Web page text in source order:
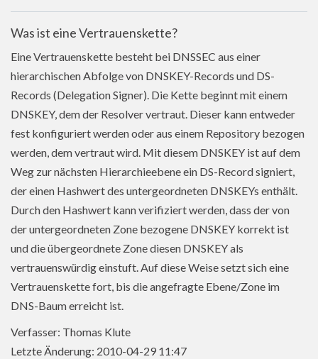
Was ist eine Vertrauenskette?
Eine Vertrauenskette besteht bei DNSSEC aus einer
hierarchischen Abfolge von DNSKEY-Records und DS-
Records (Delegation Signer). Die Kette beginnt mit einem
DNSKEY, dem der Resolver vertraut. Dieser kann entweder
fest konfiguriert werden oder aus einem Repository bezogen
werden, dem vertraut wird. Mit diesem DNSKEY ist auf dem
Weg zur nächsten Hierarchieebene ein DS-Record signiert,
der einen Hashwert des untergeordneten DNSKEYs enthält.
Durch den Hashwert kann verifiziert werden, dass der von
der untergeordneten Zone bezogene DNSKEY korrekt ist
und die übergeordnete Zone diesen DNSKEY als
vertrauenswürdig einstuft. Auf diese Weise setzt sich eine
Vertrauenskette fort, bis die angefragte Ebene/Zone im
DNS-Baum erreicht ist.
Verfasser: Thomas Klute
Letzte Änderung: 2010-04-29 11:47